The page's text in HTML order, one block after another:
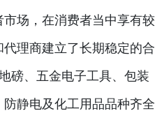
场，在消费者当中享有
理商建立了长期稳定的合
磅、五金电子工具、包装
静电及化工用品品种齐